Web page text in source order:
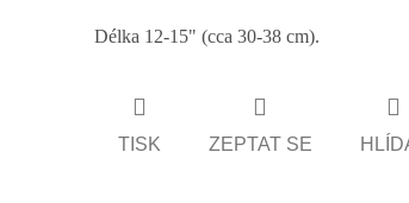
Délka 12-15" (cca 30-38 cm).
TISK ZEPTAT SE